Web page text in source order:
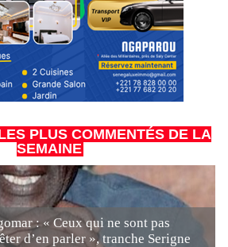
PLUS COMMENTÉS DE LA
SEMAINE
: « Ceux qui ne sont pas
d’en parler », tranche Serigne